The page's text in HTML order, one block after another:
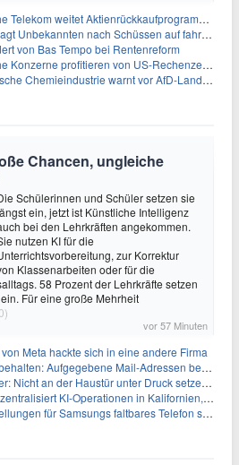
Telekom weitet Aktienrückkaufprogramm aus
Unbekannten nach Schüssen auf fahrendes Auto
von Bas Tempo bei Rentenreform
profitieren von US-Rechenzentrums-Boom
Chemieindustrie warnt vor AfD-Landesregierung
Chancen, ungleiche
Schülerinnen und Schüler setzen sie
ein, jetzt ist Künstliche Intelligenz
bei den Lehrkräften angekommen.
nutzen KI für die
zur Korrektur
Klassenarbeiten oder für die
58 Prozent der Lehrkräfte setzen
Für eine große Mehrheit
vor 57 Minuten
Meta hackte sich in eine andere Firma
Aufgegebene Mail-Adressen bergen Gefahren
Nicht an der Haustür unter Druck setzen lassen
KI-Operationen in Kalifornien, um Rivale Anthropic und OpenAI zu überholen
Samsungs faltbares Telefon steigen um 30 % in einem wettbewerbsintensiven Markt